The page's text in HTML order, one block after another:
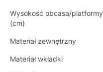
Wysokość obcasa/platformy
(cm)
Materiał zewnętrzny
Materiał wkładki